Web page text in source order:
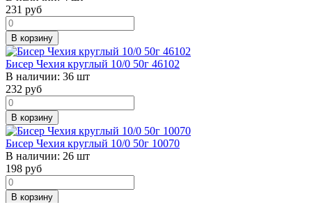
231 руб
В корзину
Бисер Чехия круглый 10/0 50г 46102
В наличии: 36 шт
232 руб
В корзину
Бисер Чехия круглый 10/0 50г 10070
В наличии: 26 шт
198 руб
В корзину